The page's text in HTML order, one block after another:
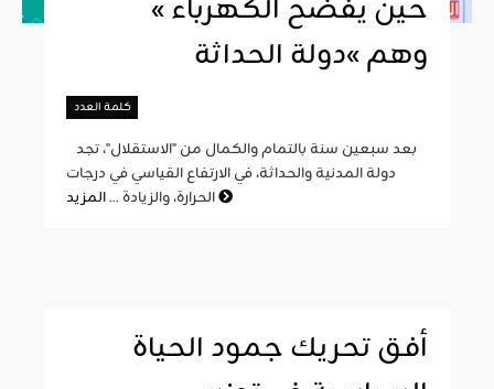
« حين يفضح الكهرباء
وهم »دولة الحداثة
كلمة العدد
دولة المدنية والحداثة، في الارتفاع القياسي في درجات
الحرارة، والزيادة ...
أفق تحريك جمود الحياة